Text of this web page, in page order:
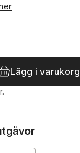
antal röster:
Lägg i varukorg